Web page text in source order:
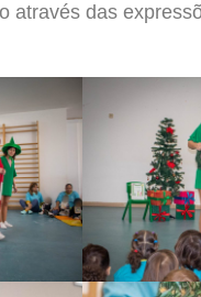
através das